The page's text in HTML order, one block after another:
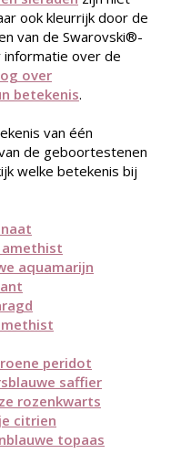
ook kleurrijk door de
van de Swarovski®-
informatie over de
over
betekenis.
van één
de geboortestenen
welke betekenis bij
amethist
aquamarijn
peridot
saffier
rozenkwarts
citrien
topaas